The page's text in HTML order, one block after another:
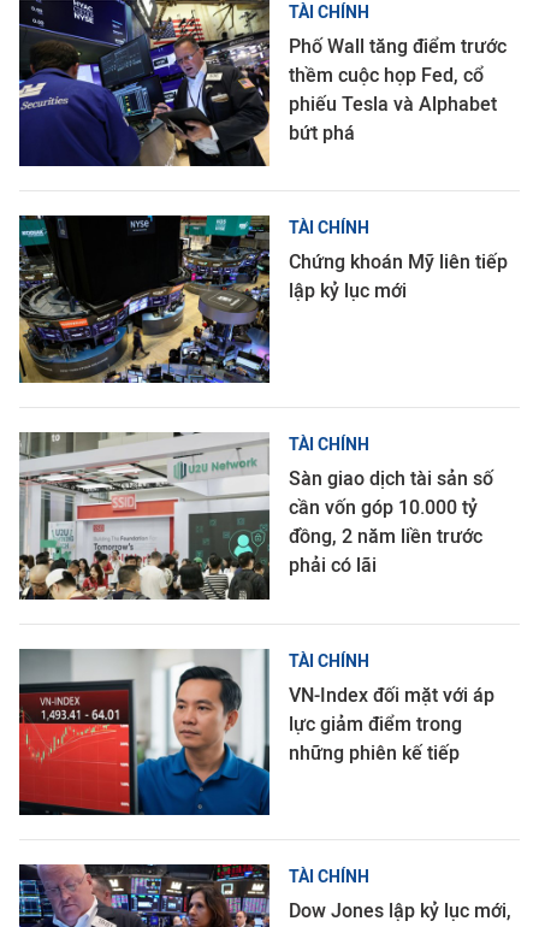
TÀI CHÍNH
Phố Wall tăng điểm trước
thềm cuộc họp Fed, cổ
phiếu Tesla và Alphabet
bứt phá
TÀI CHÍNH
Chứng khoán Mỹ liên tiếp
lập kỷ lục mới
TÀI CHÍNH
Sàn giao dịch tài sản số
cần vốn góp 10.000 tỷ
đồng, 2 năm liền trước
phải có lãi
TÀI CHÍNH
VN-Index đối mặt với áp
lực giảm điểm trong
những phiên kế tiếp
TÀI CHÍNH
Dow Jones lập kỷ lục mới,